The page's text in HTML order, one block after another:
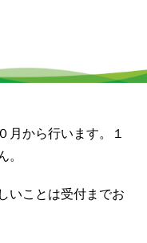
月から行います。１
。
いことは受付までお